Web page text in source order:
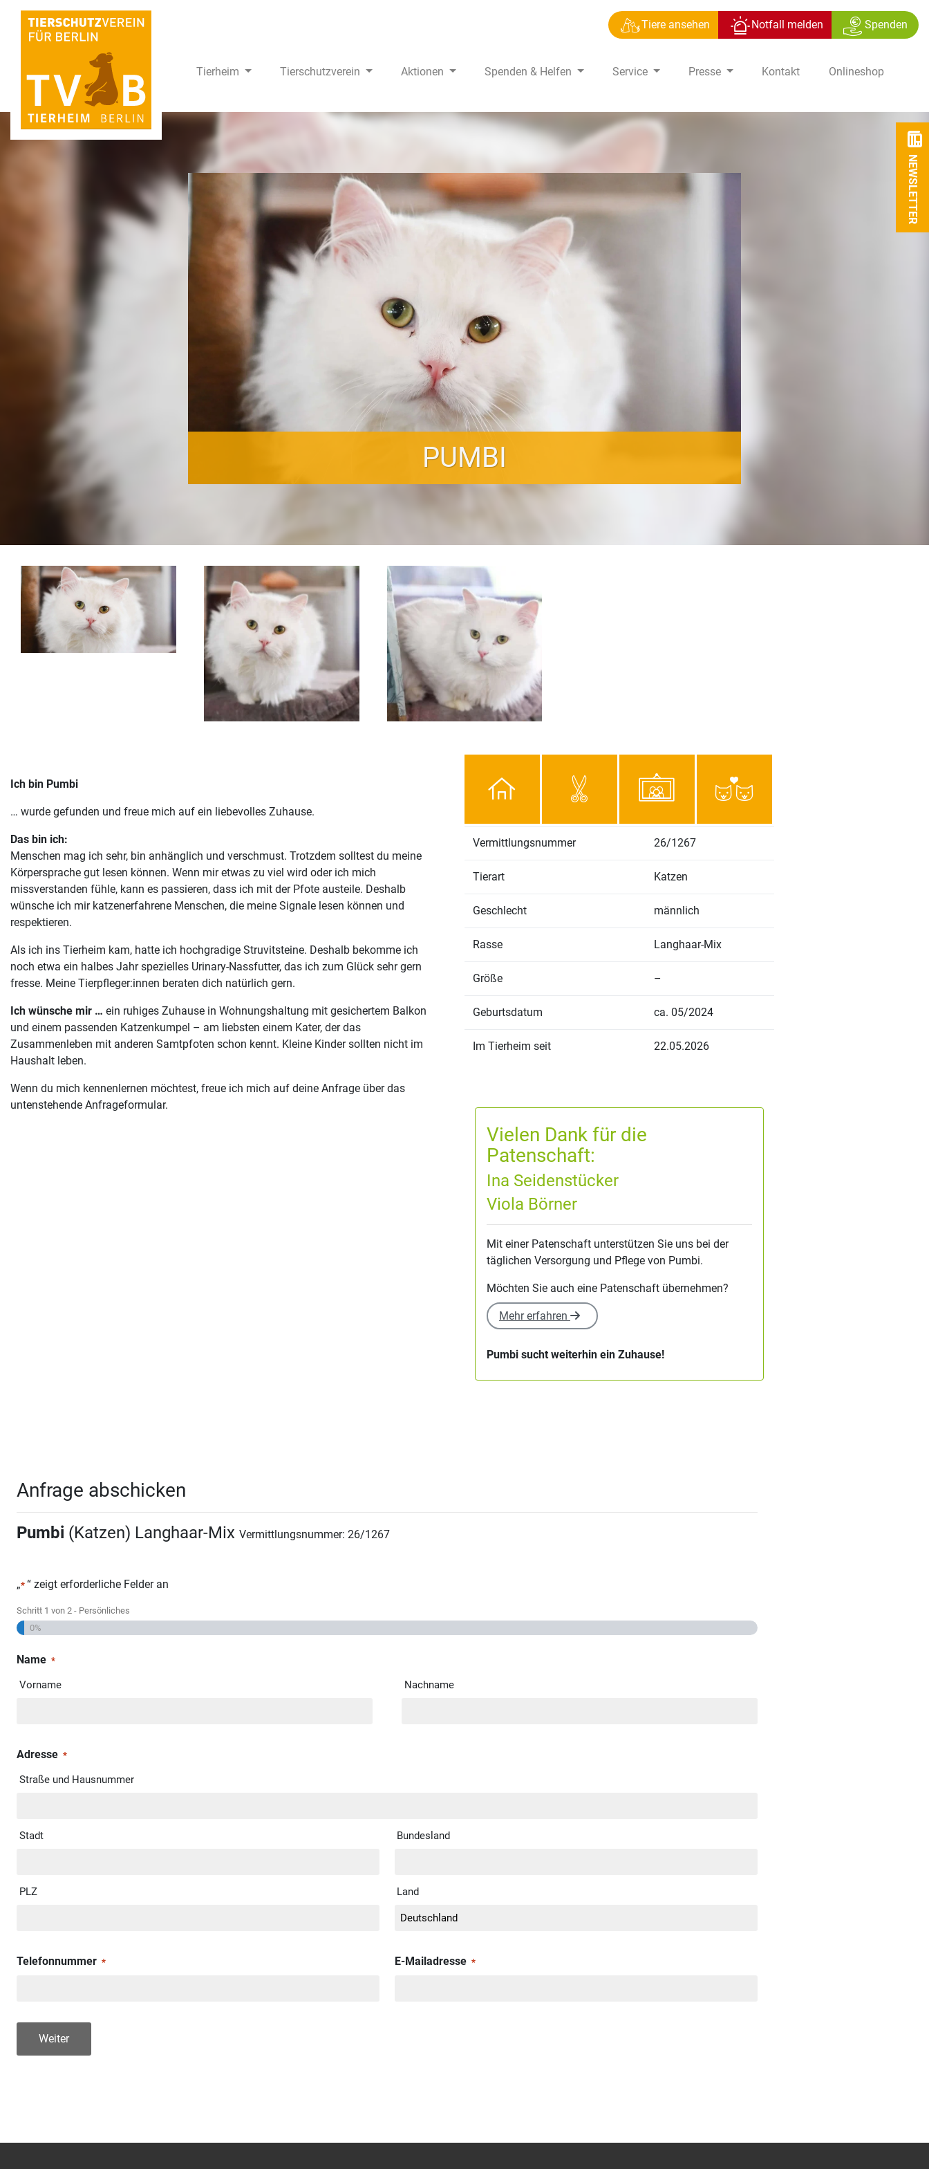
Tiere ansehen Notfall melden Spenden
Tierheim Tierschutzverein Aktionen Spenden & Helfen Service Presse Kontakt Onlineshop
NEWSLETTER
PUMBI
Ich bin Pumbi
… wurde gefunden und freue mich auf ein liebevolles Zuhause.
Das bin ich:
Menschen mag ich sehr, bin anhänglich und verschmust. Trotzdem solltest du meine
Körpersprache gut lesen können. Wenn mir etwas zu viel wird oder ich mich
missverstanden fühle, kann es passieren, dass ich mit der Pfote austeile. Deshalb
wünsche ich mir katzenerfahrene Menschen, die meine Signale lesen können und
respektieren.
Als ich ins Tierheim kam, hatte ich hochgradige Struvitsteine. Deshalb bekomme ich
noch etwa ein halbes Jahr spezielles Urinary-Nassfutter, das ich zum Glück sehr gern
fresse. Meine Tierpfleger:innen beraten dich natürlich gern.
Ich wünsche mir … ein ruhiges Zuhause in Wohnungshaltung mit gesichertem Balkon
und einem passenden Katzenkumpel – am liebsten einem Kater, der das
Zusammenleben mit anderen Samtpfoten schon kennt. Kleine Kinder sollten nicht im
Haushalt leben.
Wenn du mich kennenlernen möchtest, freue ich mich auf deine Anfrage über das
untenstehende Anfrageformular.
Vermittlungsnummer 26/1267
Tierart Katzen
Geschlecht männlich
Rasse Langhaar-Mix
Größe –
Geburtsdatum ca. 05/2024
Im Tierheim seit 22.05.2026
Vielen Dank für die
Patenschaft:
Ina Seidenstücker
Viola Börner
Mit einer Patenschaft unterstützen Sie uns bei der
täglichen Versorgung und Pflege von Pumbi.
Möchten Sie auch eine Patenschaft übernehmen?
Mehr erfahren
Pumbi sucht weiterhin ein Zuhause!
Anfrage abschicken
Pumbi (Katzen) Langhaar-Mix Vermittlungsnummer: 26/1267
„* “ zeigt erforderliche Felder an
Schritt 1 von 2 - Persönliches
0%
Name *
Vorname Nachname
Adresse *
Straße und Hausnummer
Stadt Bundesland
PLZ Land
Telefonnummer * E-Mailadresse *
Weiter